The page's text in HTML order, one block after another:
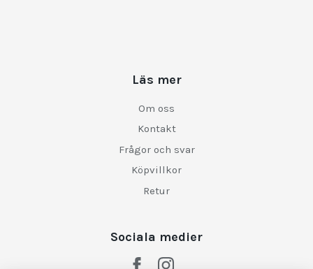
Läs mer
Om oss
Kontakt
Frågor och svar
Köpvillkor
Retur
Sociala medier